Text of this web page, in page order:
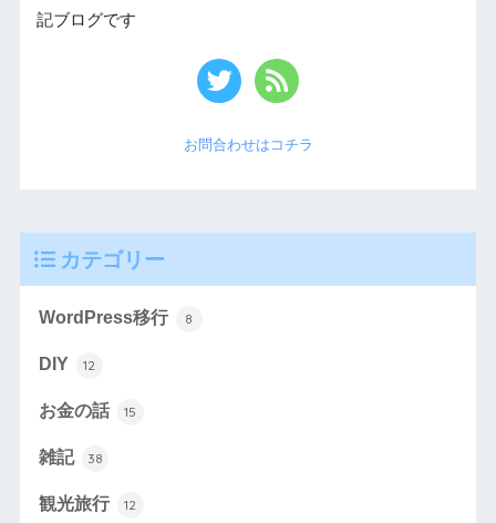
記ブログです
お問合わせはコチラ
カテゴリー
WordPress移行 8
DIY 12
お金の話 15
雑記 38
観光旅行 12